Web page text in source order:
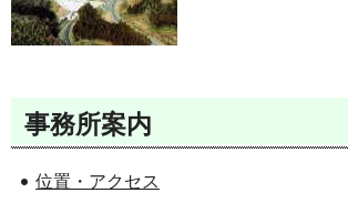
事務所案内
位置・アクセス